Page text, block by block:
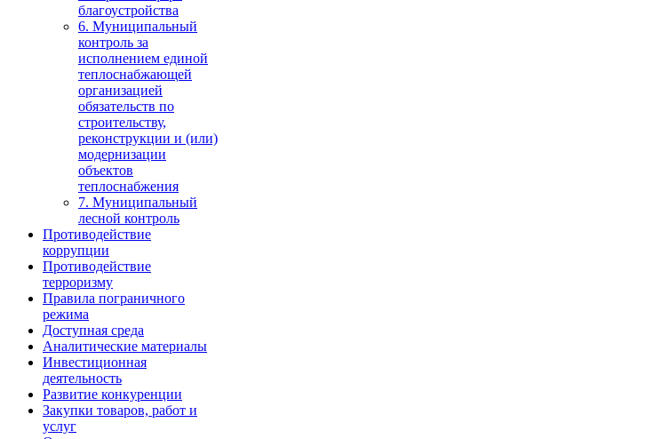
благоустройства
6. Муниципальный
контроль за
исполнением единой
теплоснабжающей
организацией
обязательств по
строительству,
реконструкции и (или)
модернизации
объектов
теплоснабжения
7. Муниципальный
лесной контроль
Противодействие
коррупции
Противодействие
терроризму
Правила пограничного
режима
Доступная среда
Аналитические материалы
Инвестиционная
деятельность
Развитие конкуренции
Закупки товаров, работ и
услуг